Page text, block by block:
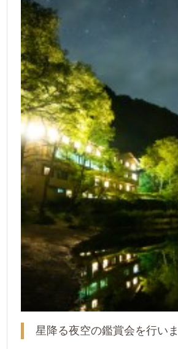
星降る夜空の鑑賞会を行いま